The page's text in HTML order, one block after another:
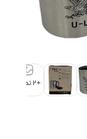
+2 تصویر